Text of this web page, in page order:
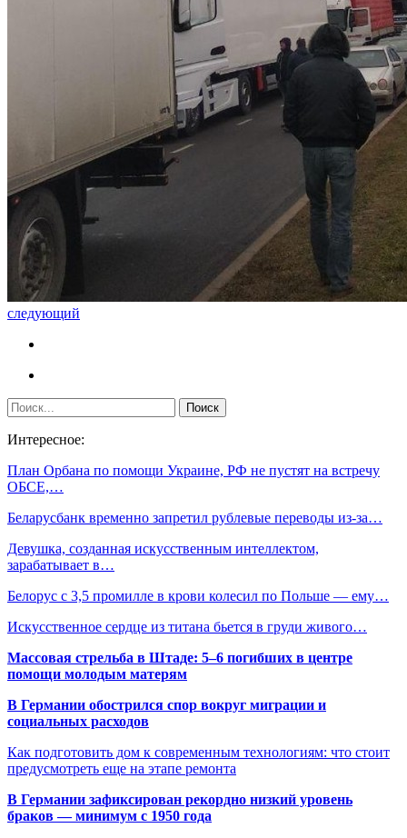
следующий
Интересное:
План Орбана по помощи Украине, РФ не пустят на встречу
ОБСЕ,…
Беларусбанк временно запретил рублевые переводы из-за…
Девушка, созданная искусственным интеллектом,
зарабатывает в…
Белорус с 3,5 промилле в крови колесил по Польше — ему…
Искусственное сердце из титана бьется в груди живого…
Массовая стрельба в Штаде: 5–6 погибших в центре
помощи молодым матерям
В Германии обострился спор вокруг миграции и
социальных расходов
Как подготовить дом к современным технологиям: что стоит
предусмотреть еще на этапе ремонта
В Германии зафиксирован рекордно низкий уровень
браков — минимум с 1950 года